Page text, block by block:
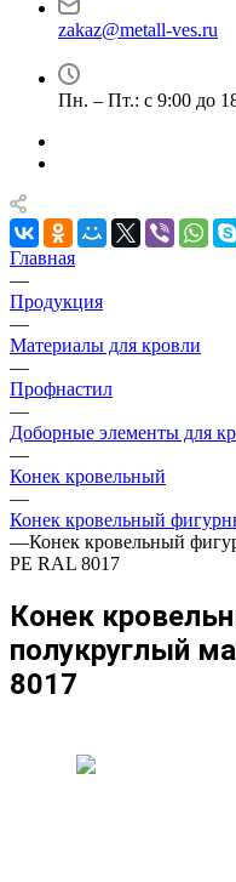
zakaz@metall-ves.ru
Пн. – Пт.: с 9:00 до
Главная
—
Продукция
—
Материалы для кровли
—
Профнастил
—
Доборные элементы для
—
Конек кровельный
—
Конек кровельный
—Конек кровельный
PE RAL 8017
Конек
полукруглый
8017